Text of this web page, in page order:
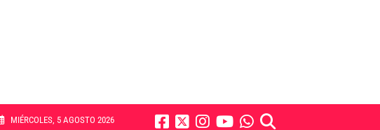
MIÉRCOLES, 5 AGOSTO 2026